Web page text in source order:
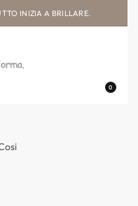
INIZIA A BRILLARE.
0